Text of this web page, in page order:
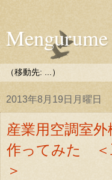
2013年8月19日月曜日
産業用空調室
作ってみた ＜
＞